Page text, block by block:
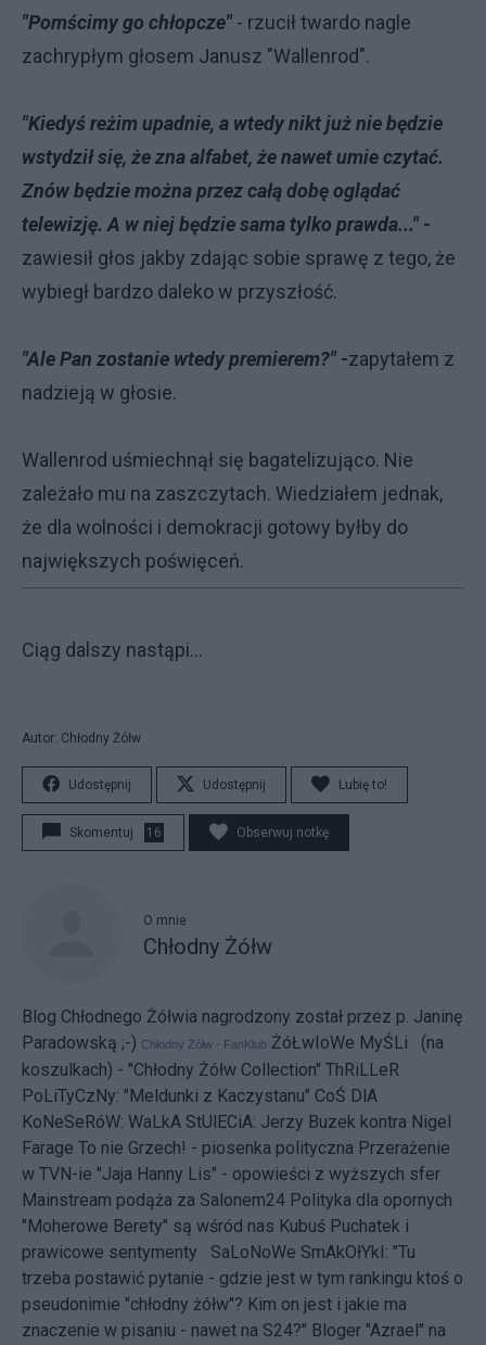
"Pomścimy go chłopcze" - rzucił twardo nagle
zachrypłym głosem Janusz "Wallenrod".
"Kiedyś reżim upadnie, a wtedy nikt już nie będzie
wstydził się, że zna alfabet, że nawet umie czytać.
Znów będzie można przez całą dobę oglądać
telewizję. A w niej będzie sama tylko prawda..." -
zawiesił głos jakby zdając sobie sprawę z tego, że
wybiegł bardzo daleko w przyszłość.
"Ale Pan zostanie wtedy premierem?" -zapytałem z
nadzieją w głosie.
Wallenrod uśmiechnął się bagatelizująco. Nie
zależało mu na zaszczytach. Wiedziałem jednak,
że dla wolności i demokracji gotowy byłby do
największych poświęceń.
Ciąg dalszy nastąpi...
Autor: Chłodny Żółw
Udostępnij Udostępnij Lubię to!
Skomentuj 16 Obserwuj notkę
O mnie
Chłodny Żółw
Blog Chłodnego Żółwia nagrodzony został przez p. Janinę
Paradowską ;-) Chłodny Żółw - FanKlub ŻóŁwIoWe MyŚLi (na
koszulkach) - "Chłodny Żółw Collection" ThRiLLeR
PoLiTyCzNy: "Meldunki z Kaczystanu" CoŚ DlA
KoNeSeRóW: WaLkA StUlECiA: Jerzy Buzek kontra Nigel
Farage To nie Grzech! - piosenka polityczna Przerażenie
w TVN-ie "Jaja Hanny Lis" - opowieści z wyższych sfer
Mainstream podąża za Salonem24 Polityka dla opornych
"Moherowe Berety" są wśród nas Kubuś Puchatek i
prawicowe sentymenty SaLoNoWe SmAkOłYkI: "Tu
trzeba postawić pytanie - gdzie jest w tym rankingu ktoś o
pseudonimie "chłodny żółw"? Kim on jest i jakie ma
znaczenie w pisaniu - nawet na S24?" Bloger "Azrael" na